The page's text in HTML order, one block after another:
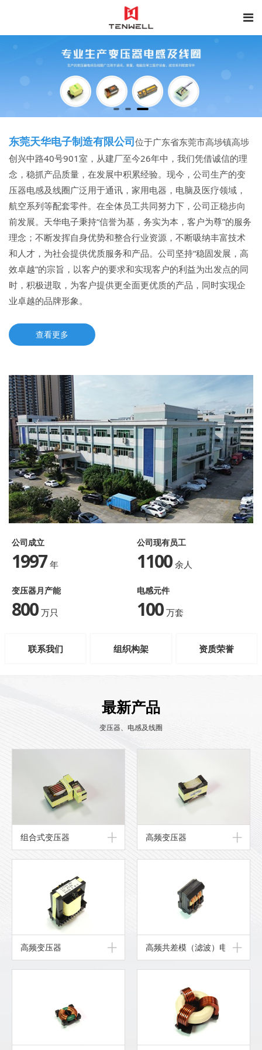
东莞天华电子制造有限公司位于广东省东莞市高埗镇高埗
创兴中路40号901室，从建厂至今26年中，我们凭借诚信的理
念，稳抓产品质量，在发展中积累经验。现今，公司生产的变
压器电感及线圈广泛用于通讯，家用电器，电脑及医疗领域，
航空系列等配套零件。在全体员工共同努力下，公司正稳步向
前发展。天华电子秉持“信誉为基，务实为本，客户为尊”的服务
理念；不断发挥自身优势和整合行业资源，不断吸纳丰富技术
和人才，为社会提供优质服务和产品。公司坚持“稳固发展，高
效卓越”的宗旨，以客户的要求和实现客户的利益为出发点的同
时，积极进取，为客户提供更全面更优质的产品，同时实现企
业卓越的品牌形象。
查看更多
公司成立
1997 年
公司现有员工
1100 余人
变压器月产能
800 万只
电感元件
100 万套
联系我们 组织构架 资质荣誉
最新产品
变压器、电感及线圈
组合式变压器 高频变压器
高频变压器 高频共差模（滤波）电感